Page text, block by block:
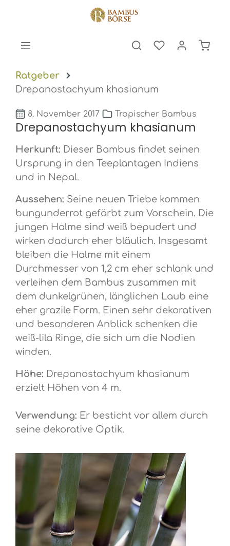
Ratgeber
Drepanostachyum khasianum
8. November 2017 Tropischer Bambus
Drepanostachyum khasianum
Herkunft: Dieser Bambus findet seinen
Ursprung in den Teeplantagen Indiens
und in Nepal.
Aussehen: Seine neuen Triebe kommen
bungunderrot gefärbt zum Vorschein. Die
jungen Halme sind weiß bepudert und
wirken dadurch eher bläulich. Insgesamt
bleiben die Halme mit einem
Durchmesser von 1,2 cm eher schlank und
verleihen dem Bambus zusammen mit
dem dunkelgrünen, länglichen Laub eine
eher grazile Form. Einen sehr dekorativen
und besonderen Anblick schenken die
weiß-lila Ringe, die sich um die Nodien
winden.
Höhe: Drepanostachyum khasianum
erzielt Höhen von 4 m.
Verwendung: Er besticht vor allem durch
seine dekorative Optik.